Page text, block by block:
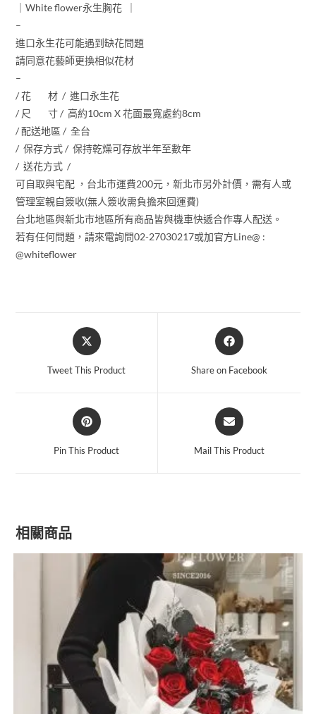
｜White flower永生胸花 ｜
–
進口永生花可能遇到缺花問題
請同意花藝師更換相似花材
–
/ 花 材 / 進口永生花
/ 尺 寸 / 高約10cm X 花面最寬處約8cm
/ 配送地區 / 全台
/ 保存方式 / 保持乾燥可存放半年至數年
/ 送花方式 /
可自取與宅配 ，台北市運費200元，新北市另外計價，需有人或
管理室親自簽收(無人簽收需負擔來回運費)
台北地區與新北市地區所有商品皆與機車快遞合作專人配送。
若有任何問題，請來電詢問02-27030217或加官方Line@ :
@whiteflower
Tweet This Product Share on Facebook
Pin This Product Mail This Product
相關商品